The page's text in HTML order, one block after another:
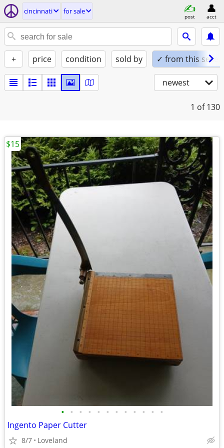
cincinnati for sale
post acct
+ price condition sold by ✓ from this seller
newest
1 of 130
• • • • • • • • • • • •
Ingento Paper Cutter
8/7 Loveland
$15